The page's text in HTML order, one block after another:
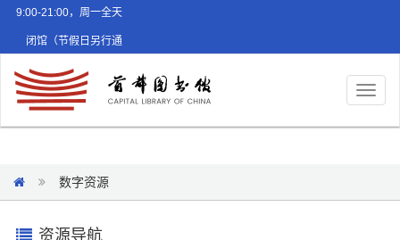
9:00-21:00，周一全天
闭馆（节假日另行通
数字资源
资源导航